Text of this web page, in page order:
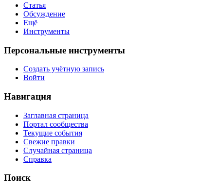
Статья
Обсуждение
Ещё
Инструменты
Персональные инструменты
Создать учётную запись
Войти
Навигация
Заглавная страница
Портал сообщества
Текущие события
Свежие правки
Случайная страница
Справка
Поиск